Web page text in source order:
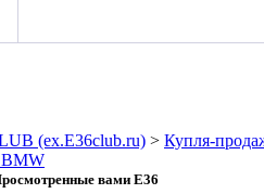
(ex.E36club.ru) > Купля-
вами E36